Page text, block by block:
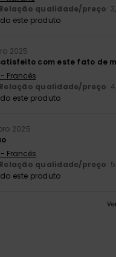
Relação qualidade/preço: 3
este produto
2025
com este fato de
Francês
Relação qualidade/preço: 4
este produto
2025
Francês
Relação qualidade/preço: 5
este produto